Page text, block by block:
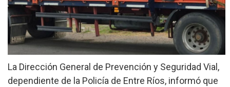
»
Internacionales
Judiciales
»
Política
La Dirección General de Prevención y Seguridad Vial,
dependiente de la Policía de Entre Ríos, informó que